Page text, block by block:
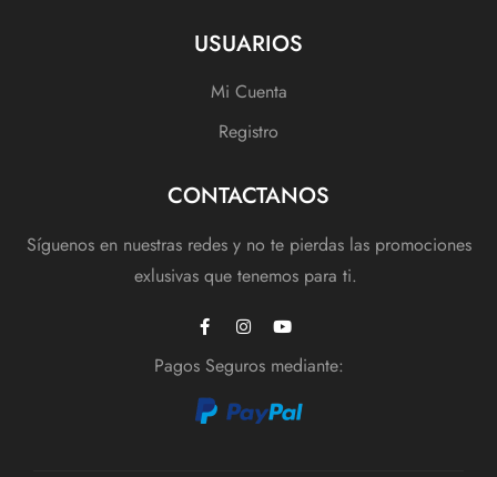
USUARIOS
Mi Cuenta
Registro
CONTACTANOS
Síguenos en nuestras redes y no te pierdas las promociones
exlusivas que tenemos para ti.
Pagos Seguros mediante: